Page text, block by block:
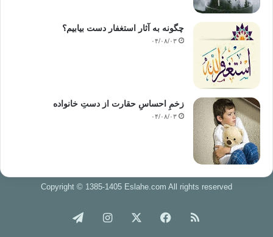
چگونه به آثار استغفار دست بیابیم؟
۰۴/۰۸/۰۳
زخمِ احساسِ حقارت از دستِ خانواده
۰۴/۰۸/۰۳
Copyright © 1385-1405 Eslahe.com All rights reserved
خوراک فیس اینستاگرام